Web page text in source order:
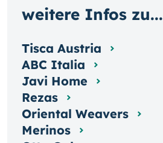
weitere Infos zu...
Tisca Austria
ABC Italia
Javi Home
Rezas
Oriental Weavers
Merinos